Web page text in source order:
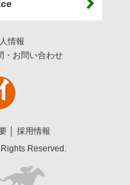
情報
・お問い合わせ
採用情報
Reserved.